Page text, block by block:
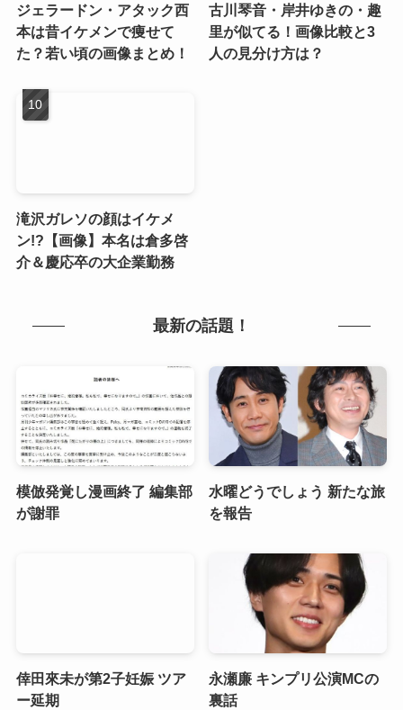
ジェラードン・アタック西
本は昔イケメンで痩せて
た？若い頃の画像まとめ！
古川琴音・岸井ゆきの・趣
里が似てる！画像比較と3
人の見分け方は？
滝沢ガレソの顔はイケメ
ン!?【画像】本名は倉多啓
介＆慶応卒の大企業勤務
最新の話題！
模倣発覚し漫画終了 編集部
が謝罪
水曜どうでしょう 新たな旅
を報告
倖田來未が第2子妊娠 ツア
ー延期
永瀬廉 キンプリ公演MCの
裏話